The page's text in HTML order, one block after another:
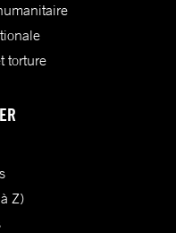
torture
Z)